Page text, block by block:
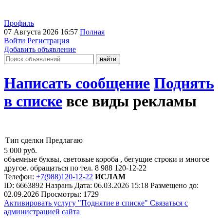
Профиль
07 Августа 2026 16:57 Полная
Войти Регистрация
Добавить объявление
Написать сообщение Поднять
в списке все виды рекламы
Тип сделки Предлагаю
5 000 руб.
объемные буквы, световые короба , бегущие строки и многое
другое. обращаться по тел. 8 988 120-12-22
Телефон: +7(988)120-12-22 ИСЛАМ
ID: 6663892 Назрань Дата: 06.03.2026 15:18 Размещено до:
02.09.2026 Просмотры: 1729
Активировать услугу "Поднятие в списке" Связаться с
администрацией сайта